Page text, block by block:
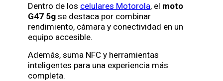
Dentro de los celulares Motorola, el moto
G47 5g se destaca por combinar
rendimiento, cámara y conectividad en un
equipo accesible.
Además, suma NFC y herramientas
inteligentes para una experiencia más
completa.